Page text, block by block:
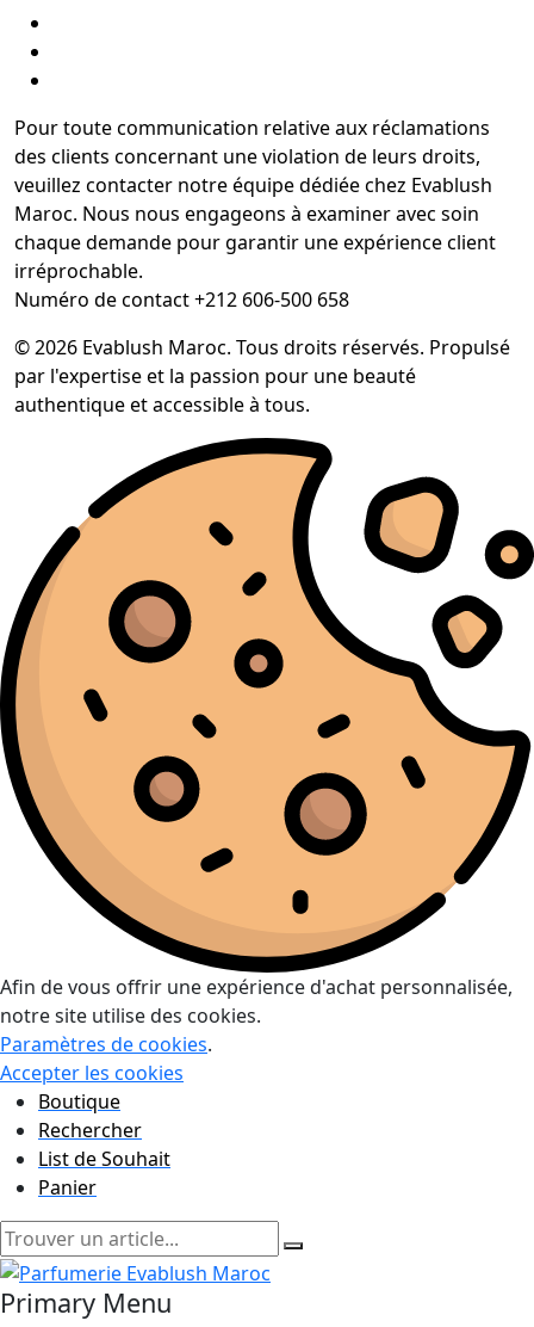
Pour toute communication relative aux réclamations
des clients concernant une violation de leurs droits,
veuillez contacter notre équipe dédiée chez Evablush
Maroc. Nous nous engageons à examiner avec soin
chaque demande pour garantir une expérience client
irréprochable.
Numéro de contact +212 606-500 658
© 2026 Evablush Maroc. Tous droits réservés. Propulsé
par l'expertise et la passion pour une beauté
authentique et accessible à tous.
Afin de vous offrir une expérience d'achat personnalisée,
notre site utilise des cookies.
Paramètres de cookies.
Accepter les cookies
Boutique
Rechercher
List de Souhait
Panier
Primary Menu